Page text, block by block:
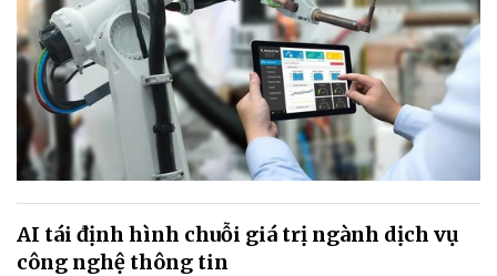
AI tái định hình chuỗi giá trị ngành dịch vụ
công nghệ thông tin